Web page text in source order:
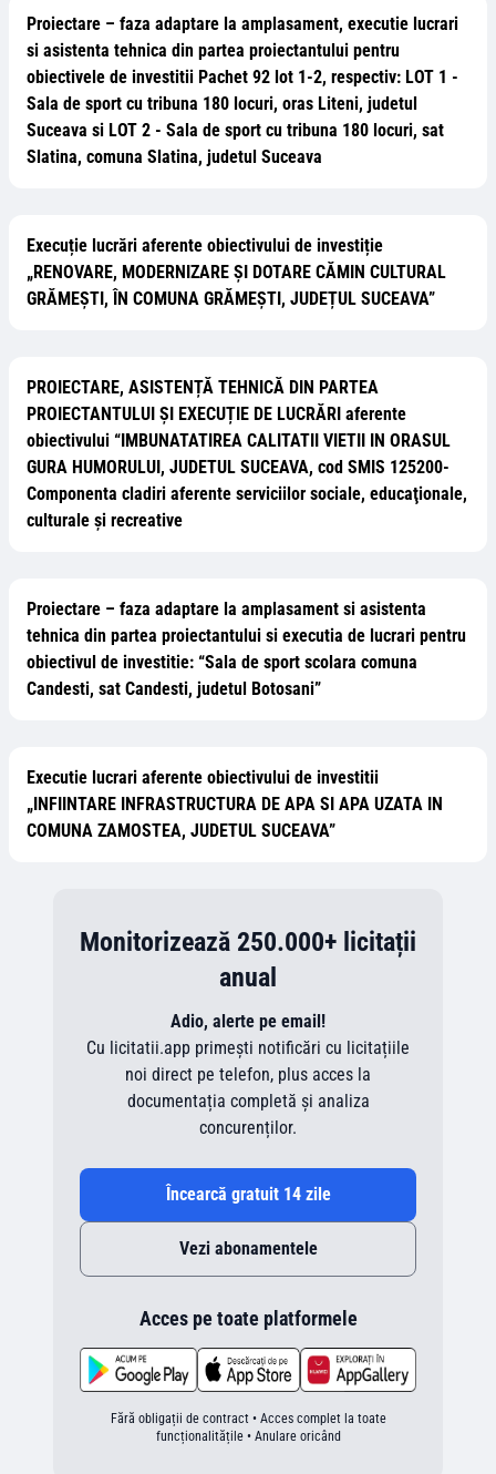
Proiectare – faza adaptare la amplasament, executie lucrari
si asistenta tehnica din partea proiectantului pentru
obiectivele de investitii Pachet 92 lot 1-2, respectiv: LOT 1 -
Sala de sport cu tribuna 180 locuri, oras Liteni, judetul
Suceava si LOT 2 - Sala de sport cu tribuna 180 locuri, sat
Slatina, comuna Slatina, judetul Suceava
Execuție lucrări aferente obiectivului de investiție
„RENOVARE, MODERNIZARE ȘI DOTARE CĂMIN CULTURAL
GRĂMEȘTI, ÎN COMUNA GRĂMEȘTI, JUDEȚUL SUCEAVA”
PROIECTARE, ASISTENȚĂ TEHNICĂ DIN PARTEA
PROIECTANTULUI ȘI EXECUȚIE DE LUCRĂRI aferente
obiectivului “IMBUNATATIREA CALITATII VIETII IN ORASUL
GURA HUMORULUI, JUDETUL SUCEAVA, cod SMIS 125200-
Componenta cladiri aferente serviciilor sociale, educaţionale,
culturale şi recreative
Proiectare – faza adaptare la amplasament si asistenta
tehnica din partea proiectantului si executia de lucrari pentru
obiectivul de investitie: “Sala de sport scolara comuna
Candesti, sat Candesti, judetul Botosani”
Executie lucrari aferente obiectivului de investitii
„INFIINTARE INFRASTRUCTURA DE APA SI APA UZATA IN
COMUNA ZAMOSTEA, JUDETUL SUCEAVA”
Monitorizează 250.000+ licitații
anual
Adio, alerte pe email!
Cu licitatii.app primești notificări cu licitațiile
noi direct pe telefon, plus acces la
documentația completă și analiza
concurenților.
Încearcă gratuit 14 zile
Vezi abonamentele
Acces pe toate platformele
Fără obligații de contract • Acces complet la toate
funcționalitățile • Anulare oricând